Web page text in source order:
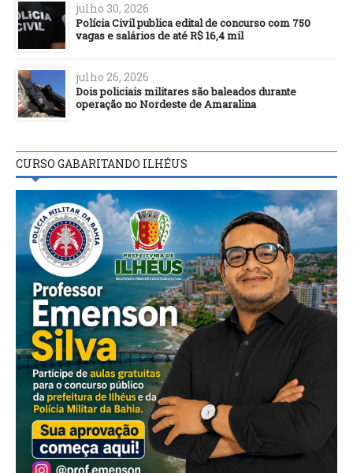
julho 30, 2026
Polícia Civil publica edital de concurso com 750
vagas e salários de até R$ 16,4 mil
julho 26, 2026
Dois policiais militares são baleados durante
operação no Nordeste de Amaralina
CURSO GABARITANDO ILHÉUS